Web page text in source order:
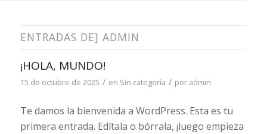
ENTRADAS DE] ADMIN
¡HOLA, MUNDO!
15 de octubre de 2025 / en Sin categoría / por admin
Te damos la bienvenida a WordPress. Esta es tu
primera entrada. Edítala o bórrala, ¡luego empieza